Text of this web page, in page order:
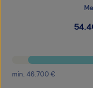
min. 46.700 €